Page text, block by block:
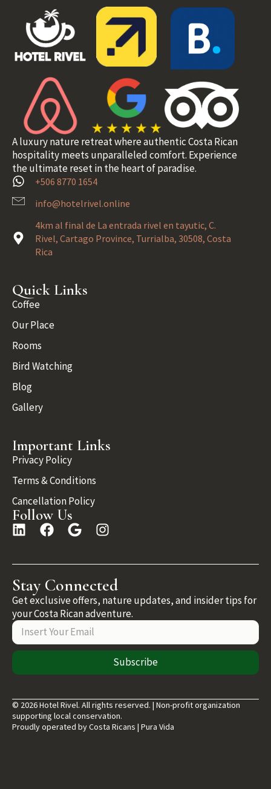
A luxury nature retreat where authentic Costa Rican
hospitality meets unparalleled comfort. Experience
the ultimate reset in the heart of paradise.
+506 8770 1654
info@hotelrivel.online
4km al final de La entrada rivel en tayutic, C.
Rivel, Cartago Province, Turrialba, 30508, Costa
Rica
Quick Links
Coffee
Our Place
Rooms
Bird Watching
Blog
Gallery
Important Links
Privacy Policy
Terms & Conditions
Cancellation Policy
Follow Us
Stay Connected
Get exclusive offers, nature updates, and insider tips for
your Costa Rican adventure.
Subscribe
© 2026 Hotel Rivel. All rights reserved. | Non-profit organization
supporting local conservation.
Proudly operated by Costa Ricans | Pura Vida